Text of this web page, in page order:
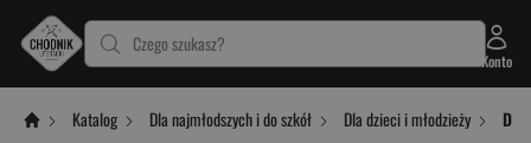
Czego szukasz?
Konto
Katalog Dla najmłodszych i do szkół Dla dzieci i młodzieży Dla